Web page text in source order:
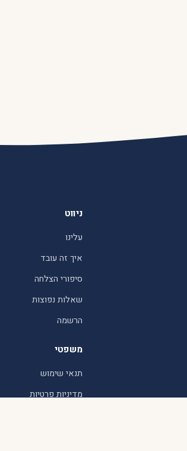
ניווט
עלינו
איך זה עובד
סיפורי הצלחה
שאלות נפוצות
הרשמה
משפטי
תנאי שימוש
מדיניות פרטיות